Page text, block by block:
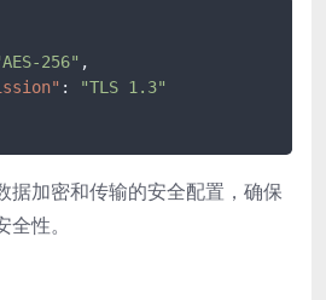
256" ,
:
"TLS 1.3"
据加密和传输的安全配置，确保
性。